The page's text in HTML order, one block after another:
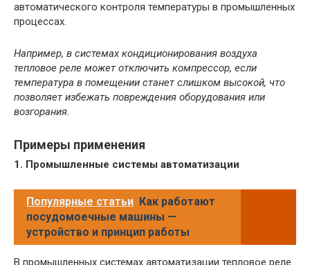
автоматического контроля температуры в промышленных
процессах.
Например, в системах кондиционирования воздуха
тепловое реле может отключить компрессор, если
температура в помещении станет слишком высокой, что
позволяет избежать повреждения оборудования или
возгорания.
Примеры применения
1. Промышленные системы автоматизации
Популярные статьи Как работают
посудомоечные машины —
устройство и принцип работы
В промышленных системах автоматизации тепловое реле